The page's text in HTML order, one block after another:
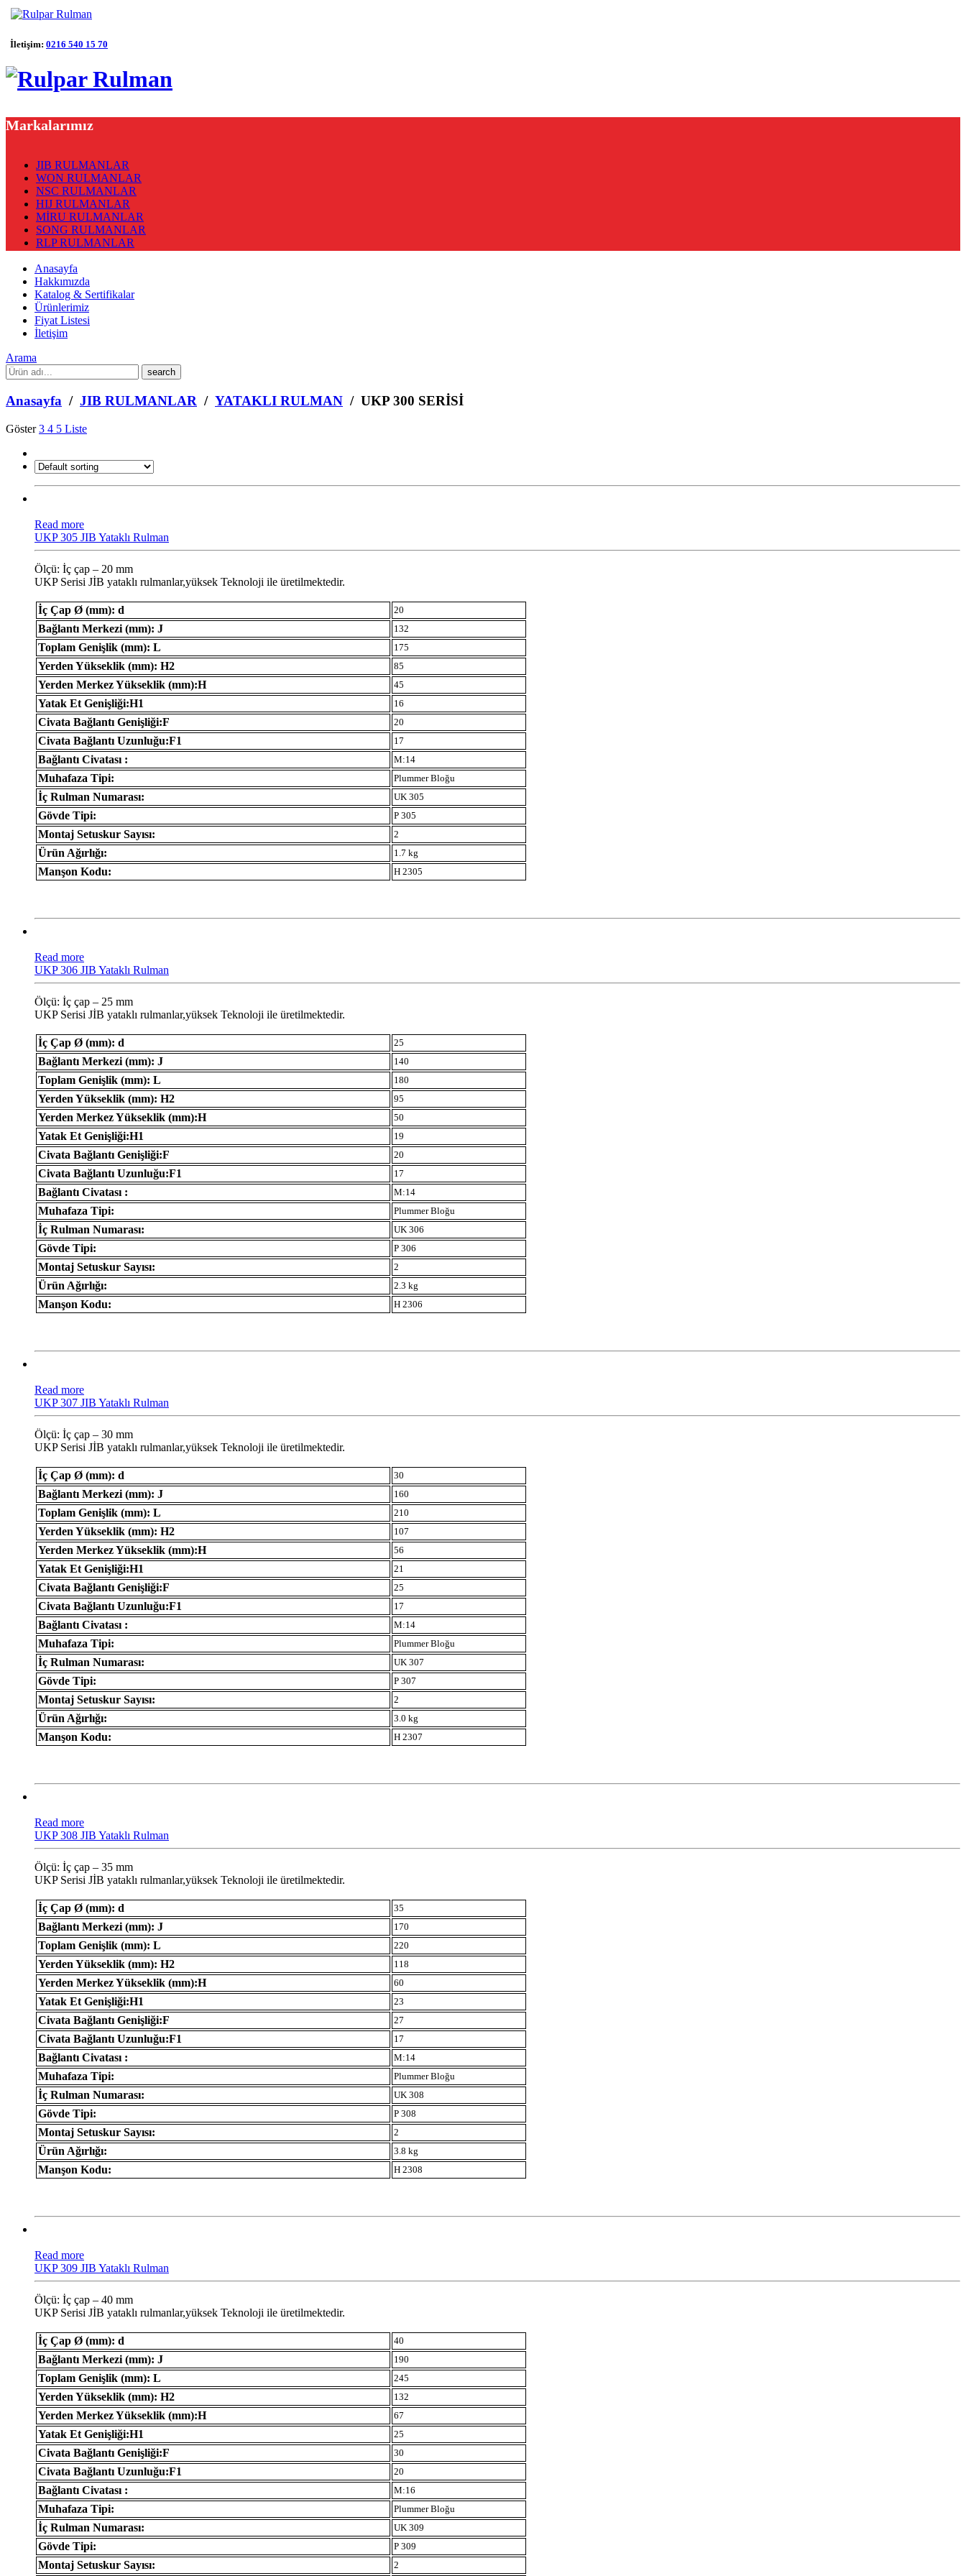
İletişim: 0216 540 15 70
Markalarımız
JIB RULMANLAR
WON RULMANLAR
NSC RULMANLAR
HIJ RULMANLAR
MİRU RULMANLAR
SONG RULMANLAR
RLP RULMANLAR
Anasayfa
Hakkımızda
Katalog & Sertifikalar
Ürünlerimiz
Fiyat Listesi
İletişim
Arama
What
are
you
looking
Anasayfa / JIB RULMANLAR / YATAKLI RULMAN / UKP 300 SERİSİ
Göster3 4 5 Liste
Read more
UKP 305 JIB Yataklı Rulman
Ölçü: İç çap – 20 mm
UKP Serisi JİB ​​yataklı rulmanlar,yüksek Teknoloji ile üretilmektedir.
İç Çap Ø (mm): d 20
Bağlantı Merkezi (mm): J 132
Toplam Genişlik (mm): L 175
Yerden Yükseklik (mm): H2 85
Yerden Merkez Yükseklik (mm):H 45
Yatak Et Genişliği:H1 16
Civata Bağlantı Genişliği:F 20
Civata Bağlantı Uzunluğu:F1 17
Bağlantı Civatası : M:14
Muhafaza Tipi: Plummer Bloğu
İç Rulman Numarası: UK 305
Gövde Tipi: P 305
Montaj Setuskur Sayısı: 2
Ürün Ağırlığı: 1.7 kg
Manşon Kodu: H 2305
Read more
UKP 306 JIB Yataklı Rulman
Ölçü: İç çap – 25 mm
UKP Serisi JİB ​​yataklı rulmanlar,yüksek Teknoloji ile üretilmektedir.
İç Çap Ø (mm): d 25
Bağlantı Merkezi (mm): J 140
Toplam Genişlik (mm): L 180
Yerden Yükseklik (mm): H2 95
Yerden Merkez Yükseklik (mm):H 50
Yatak Et Genişliği:H1 19
Civata Bağlantı Genişliği:F 20
Civata Bağlantı Uzunluğu:F1 17
Bağlantı Civatası : M:14
Muhafaza Tipi: Plummer Bloğu
İç Rulman Numarası: UK 306
Gövde Tipi: P 306
Montaj Setuskur Sayısı: 2
Ürün Ağırlığı: 2.3 kg
Manşon Kodu: H 2306
Read more
UKP 307 JIB Yataklı Rulman
Ölçü: İç çap – 30 mm
UKP Serisi JİB ​​yataklı rulmanlar,yüksek Teknoloji ile üretilmektedir.
İç Çap Ø (mm): d 30
Bağlantı Merkezi (mm): J 160
Toplam Genişlik (mm): L 210
Yerden Yükseklik (mm): H2 107
Yerden Merkez Yükseklik (mm):H 56
Yatak Et Genişliği:H1 21
Civata Bağlantı Genişliği:F 25
Civata Bağlantı Uzunluğu:F1 17
Bağlantı Civatası : M:14
Muhafaza Tipi: Plummer Bloğu
İç Rulman Numarası: UK 307
Gövde Tipi: P 307
Montaj Setuskur Sayısı: 2
Ürün Ağırlığı: 3.0 kg
Manşon Kodu: H 2307
Read more
UKP 308 JIB Yataklı Rulman
Ölçü: İç çap – 35 mm
UKP Serisi JİB ​​yataklı rulmanlar,yüksek Teknoloji ile üretilmektedir.
İç Çap Ø (mm): d 35
Bağlantı Merkezi (mm): J 170
Toplam Genişlik (mm): L 220
Yerden Yükseklik (mm): H2 118
Yerden Merkez Yükseklik (mm):H 60
Yatak Et Genişliği:H1 23
Civata Bağlantı Genişliği:F 27
Civata Bağlantı Uzunluğu:F1 17
Bağlantı Civatası : M:14
Muhafaza Tipi: Plummer Bloğu
İç Rulman Numarası: UK 308
Gövde Tipi: P 308
Montaj Setuskur Sayısı: 2
Ürün Ağırlığı: 3.8 kg
Manşon Kodu: H 2308
Read more
UKP 309 JIB Yataklı Rulman
Ölçü: İç çap – 40 mm
UKP Serisi JİB ​​yataklı rulmanlar,yüksek Teknoloji ile üretilmektedir.
İç Çap Ø (mm): d 40
Bağlantı Merkezi (mm): J 190
Toplam Genişlik (mm): L 245
Yerden Yükseklik (mm): H2 132
Yerden Merkez Yükseklik (mm):H 67
Yatak Et Genişliği:H1 25
Civata Bağlantı Genişliği:F 30
Civata Bağlantı Uzunluğu:F1 20
Bağlantı Civatası : M:16
Muhafaza Tipi: Plummer Bloğu
İç Rulman Numarası: UK 309
Gövde Tipi: P 309
Montaj Setuskur Sayısı: 2